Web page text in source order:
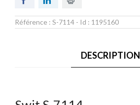
Référence : S-7114 - Id : 1195160
DESCRIPTION